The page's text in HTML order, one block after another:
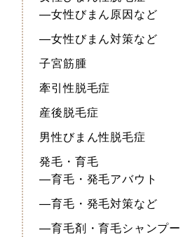
—女性びまん原因など
—女性びまん対策など
子宮筋腫
牽引性脱毛症
産後脱毛症
男性びまん性脱毛症
発毛・育毛
—育毛・発毛アバウト
—育毛・発毛対策など
—育毛剤・育毛シャンプー